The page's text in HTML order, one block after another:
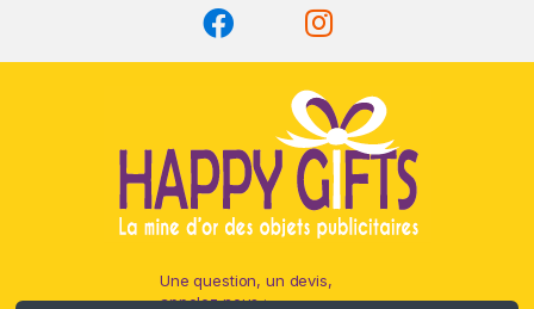
Une question, un devis,
appelez nous :